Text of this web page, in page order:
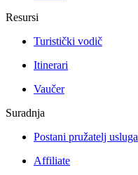
Resursi
Turistički vodič
Itinerari
Vaučer
Suradnja
Postani pružatelj usluga
Affiliate